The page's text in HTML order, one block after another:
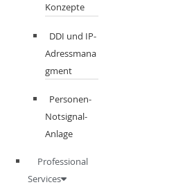
Konzepte
DDI und IP-
Adressmana
gment​
Personen-
Notsignal-
Anlage
Professional
Services